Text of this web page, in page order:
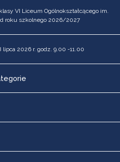
VI Liceum Ogólnokształcącego im.
roku szkolnego 2026/2027
2026 r. godz. 9.00 -11.00